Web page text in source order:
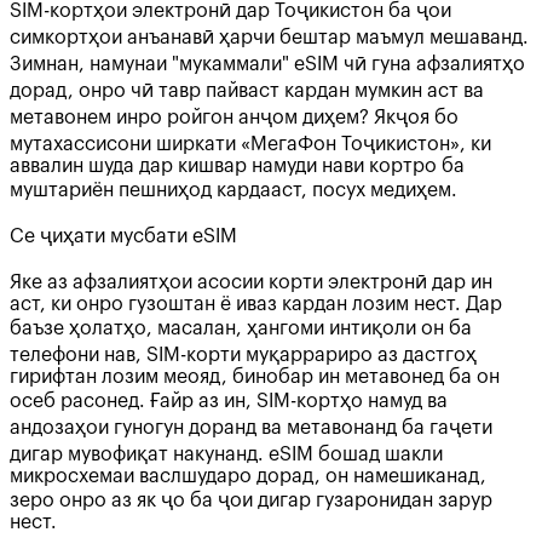
SIM-кортҳои электронӣ дар Тоҷикистон ба ҷои
симкортҳои анъанавӣ ҳарчи бештар маъмул мешаванд.
Зимнан, намунаи "мукаммали" eSIM чӣ гуна афзалиятҳо
дорад, онро чӣ тавр пайваст кардан мумкин аст ва
метавонем инро ройгон анҷом диҳем? Якҷоя бо
мутахассисони ширкати «МегаФон Тоҷикистон», ки
аввалин шуда дар кишвар намуди нави кортро ба
муштариён пешниҳод кардааст, посух медиҳем.
Се ҷиҳати мусбати eSIM
Яке аз афзалиятҳои асосии корти электронӣ дар ин
аст, ки онро гузоштан ё иваз кардан лозим нест. Дар
баъзе ҳолатҳо, масалан, ҳангоми интиқоли он ба
телефони нав, SIM-корти муқаррариро аз дастгоҳ
гирифтан лозим меояд, бинобар ин метавонед ба он
осеб расонед. Ғайр аз ин, SIM-кортҳо намуд ва
андозаҳои гуногун доранд ва метавонанд ба гаҷети
дигар мувофиқат накунанд. eSIM бошад шакли
микросхемаи васлшударо дорад, он намешиканад,
зеро онро аз як ҷо ба ҷои дигар гузаронидан зарур
нест.